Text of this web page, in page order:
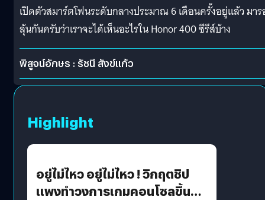
เปิดตัวสมาร์ตโฟนระดับกลางประมาณ 6 เดือนครั้งอยู่แล้ว มา
ลุ้นกันครับว่าเราจะได้เห็นอะไรใน Honor 400 ซีรีส์บ้าง
พิสูจน์อักษร : รัชนี สังข์แก้ว
Highlight
อยู่ไม่ไหว อยู่ไม่ไหว ! วิกฤตชิป
แพงทำวงการเกมคอนโซลขึ้น